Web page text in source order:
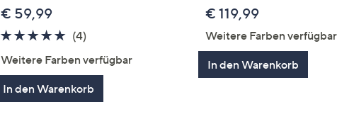
€ 59,99
4.8
5
(4)4
Weitere Farben verfügbar
In den Warenkorb
€ 119,99
Weitere Farben verfügbar
In den Warenkorb